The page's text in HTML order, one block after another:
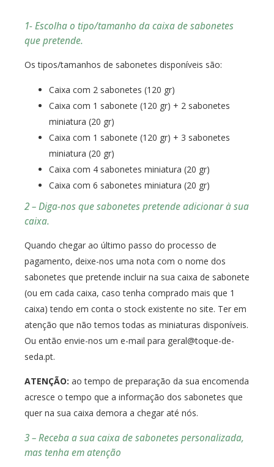
1- Escolha o tipo/tamanho da caixa de sabonetes
que pretende.
Os tipos/tamanhos de sabonetes disponíveis são:
Caixa com 2 sabonetes (120 gr)
Caixa com 1 sabonete (120 gr) + 2 sabonetes
miniatura (20 gr)
Caixa com 1 sabonete (120 gr) + 3 sabonetes
miniatura (20 gr)
Caixa com 4 sabonetes miniatura (20 gr)
Caixa com 6 sabonetes miniatura (20 gr)
2 – Diga-nos que sabonetes pretende adicionar à sua
caixa.
Quando chegar ao último passo do processo de
pagamento, deixe-nos uma nota com o nome dos
sabonetes que pretende incluir na sua caixa de sabonete
(ou em cada caixa, caso tenha comprado mais que 1
caixa) tendo em conta o stock existente no site. Ter em
atenção que não temos todas as miniaturas disponíveis.
Ou então envie-nos um e-mail para geral@toque-de-
seda.pt.
ATENÇÃO: ao tempo de preparação da sua encomenda
acresce o tempo que a informação dos sabonetes que
quer na sua caixa demora a chegar até nós.
3 – Receba a sua caixa de sabonetes personalizada,
mas tenha em atenção